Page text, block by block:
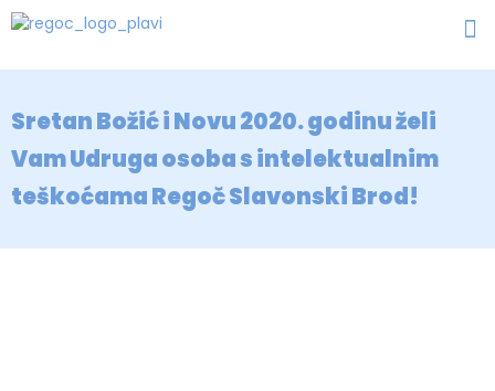
Sretan Božić i Novu 2020. godinu želi
Vam Udruga osoba s intelektualnim
teškoćama Regoč Slavonski Brod!